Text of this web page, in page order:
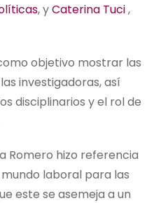
, yCaterina Tuci,
objetivo mostrar las
investigadoras, así
disciplinarios y el rol de
Romero hizo referencia
laboral para las
este se asemeja a un